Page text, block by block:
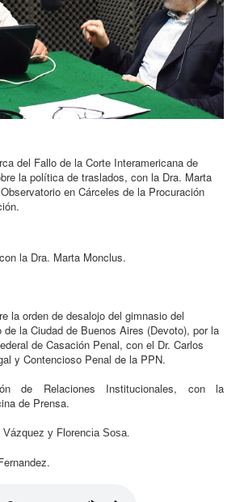
del Fallo de la Corte Interamericana de
la política de traslados, con la Dra. Marta
en Cárceles de la Procuración
la Dra. Marta Monclus.
la orden de desalojo del gimnasio del
la Ciudad de Buenos Aires (Devoto), por la
de Casación Penal, con el Dr. Carlos
y Contencioso Penal de la PPN.
de Relaciones Institucionales, con la
de Prensa.
Vázquez y Florencia Sosa.